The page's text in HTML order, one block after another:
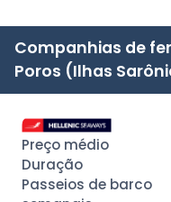
Companhias de
Poros (Ilhas